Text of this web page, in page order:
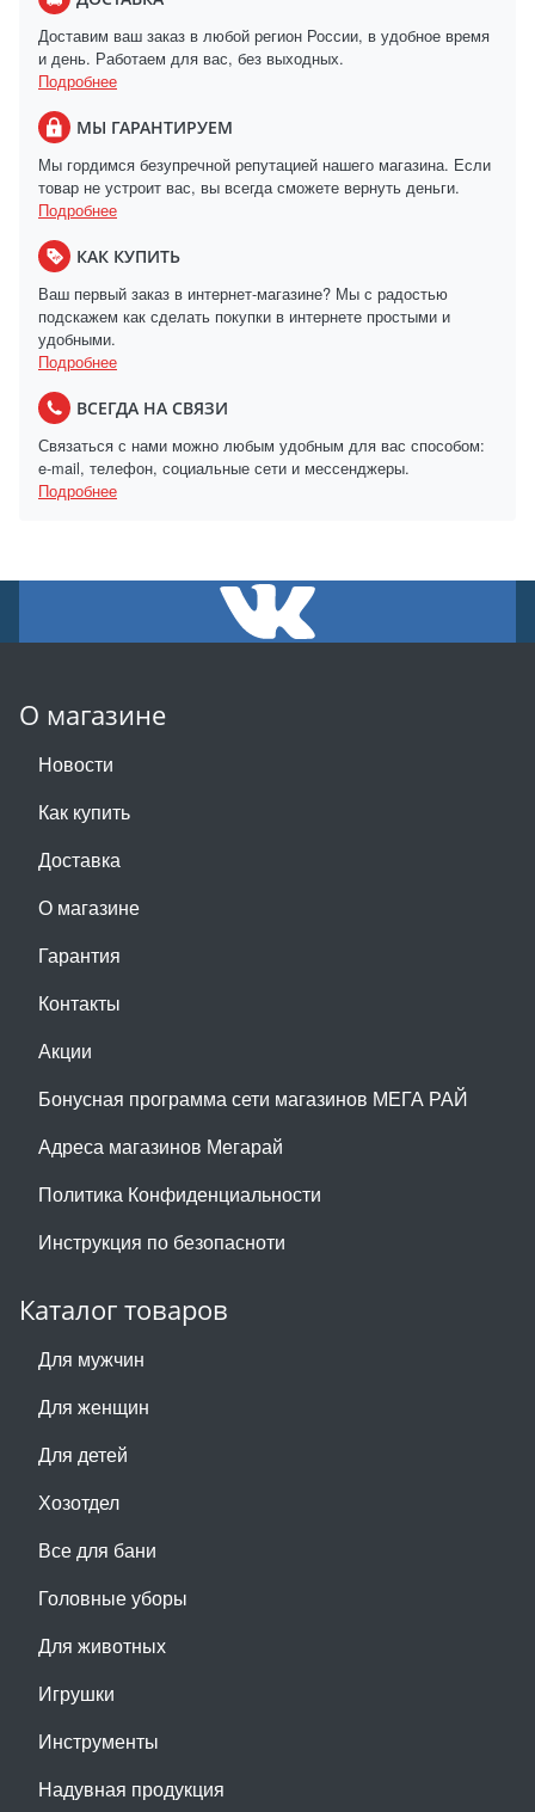
Доставим ваш заказ в любой регион России, в удобное время
и день. Работаем для вас, без выходных.
Подробнее
МЫ ГАРАНТИРУЕМ
Мы гордимся безупречной репутацией нашего магазина. Если
товар не устроит вас, вы всегда сможете вернуть деньги.
Подробнее
КАК КУПИТЬ
Ваш первый заказ в интернет-магазине? Мы с радостью
подскажем как сделать покупки в интернете простыми и
удобными.
Подробнее
ВСЕГДА НА СВЯЗИ
Связаться с нами можно любым удобным для вас способом:
e-mail, телефон, социальные сети и мессенджеры.
Подробнее
О магазине
Новости
Как купить
Доставка
О магазине
Гарантия
Контакты
Акции
Бонусная программа сети магазинов МЕГА РАЙ
Адреса магазинов Мегарай
Политика Конфиденциальности
Инструкция по безопасноти
Каталог товаров
Для мужчин
Для женщин
Для детей
Хозотдел
Все для бани
Головные уборы
Для животных
Игрушки
Инструменты
Надувная продукция